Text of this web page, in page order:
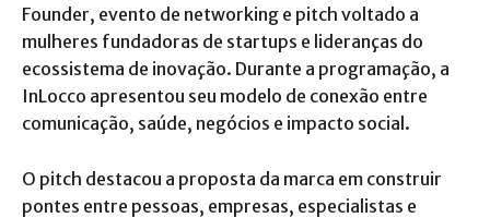
Founder, evento de networking e pitch voltado a
mulheres fundadoras de startups e lideranças do
ecossistema de inovação. Durante a programação, a
InLocco apresentou seu modelo de conexão entre
comunicação, saúde, negócios e impacto social.
O pitch destacou a proposta da marca em construir
pontes entre pessoas, empresas, especialistas e